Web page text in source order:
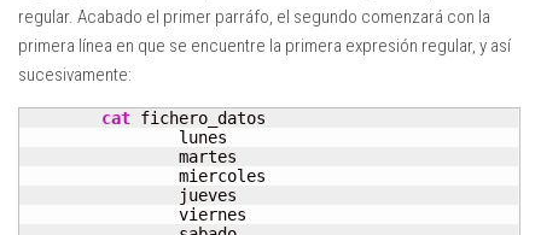
regular. Acabado el primer parráfo, el segundo comenzará con la
primera línea en que se encuentre la primera expresión regular, y así
sucesivamente:
cat fichero_datos